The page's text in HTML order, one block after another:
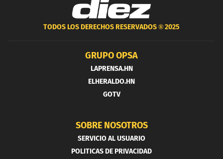
TODOS LOS DERECHOS RESERVADOS ®2025
GRUPO OPSA
LAPRENSA.HN
ELHERALDO.HN
GOTV
SOBRE NOSOTROS
SERVICIO AL USUARIO
POLITICAS DE PRIVACIDAD